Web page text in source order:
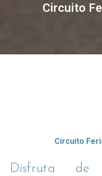
Circuito
Circuito
Disfruta de